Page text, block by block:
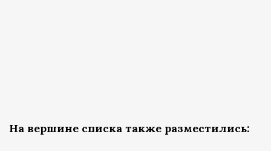
На вершине списка также разместились: